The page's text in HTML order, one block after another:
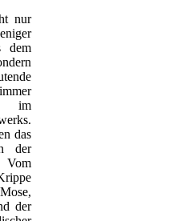
nur
dem
im
das
der
Vom
der